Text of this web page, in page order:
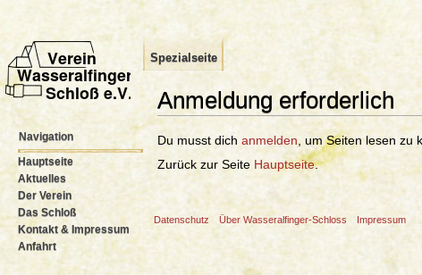
Anmeldung erforderlich
Wechseln zu: Navigation
Suche
Du musst dich anmelden , um Seiten lesen zu
Zurück zur Seite Hauptseite.
Spezialseite
Navigation
Hauptseite
Aktuelles
Der Verein
Das Schloß
Kontakt & Impressum
Anfahrt
Datenschutz Über Wasseralfinger-Schloss Impressum